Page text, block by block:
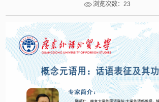
浏览次数：23